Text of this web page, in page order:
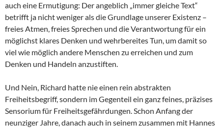
auch eine Ermutigung: Der angeblich „immer gleiche Text“
betrifft ja nicht weniger als die Grundlage unserer Existenz –
freies Atmen, freies Sprechen und die Verantwortung für ein
möglichst klares Denken und wehrbereites Tun, um damit so
viel wie möglich andere Menschen zu erreichen und zum
Denken und Handeln anzustiften.
Und Nein, Richard hatte nie einen rein abstrakten
Freiheitsbegriff, sondern im Gegenteil ein ganz feines, präzises
Sensorium für Freiheitsgefährdungen. Schon Anfang der
neunziger Jahre, danach auch in seinem zusammen mit Hannes